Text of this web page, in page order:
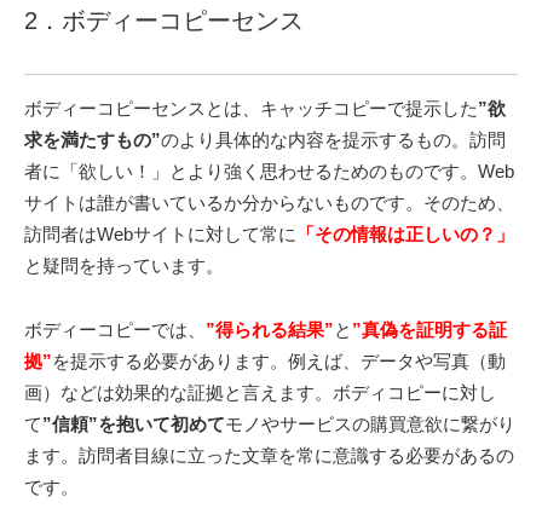
2．ボディーコピーセンス
ボディーコピーセンスとは、キャッチコピーで提示した”欲
求を満たすもの”のより具体的な内容を提示するもの。訪問
者に「欲しい！」とより強く思わせるためのものです。Web
サイトは誰が書いているか分からないものです。そのため、
訪問者はWebサイトに対して常に
「その情報は正しいの？」
と疑問を持っています。
ボディーコピーでは、 ”得られる結果”と ”真偽を証明する証
拠”を提示する必要があります。例えば、データや写真（動
画）などは効果的な証拠と言えます。ボディコピーに対し
て”信頼”を抱いて初めてモノやサービスの購買意欲に繋がり
ます。訪問者目線に立った文章を常に意識する必要があるの
です。